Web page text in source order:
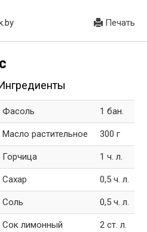
Печать
Фасоль 1 бан.
Масло растительное 300 г
Горчица 1 ч. л.
Сахар 0,5 ч. л.
Соль 0,5 ч. л.
Сок лимонный 2 ст. л.